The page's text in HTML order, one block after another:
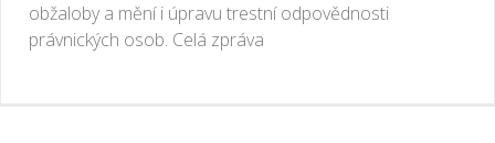
obžaloby a mění i úpravu trestní odpovědnosti
právnických osob. Celá zpráva